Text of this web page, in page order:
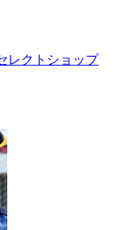
レクトショップ